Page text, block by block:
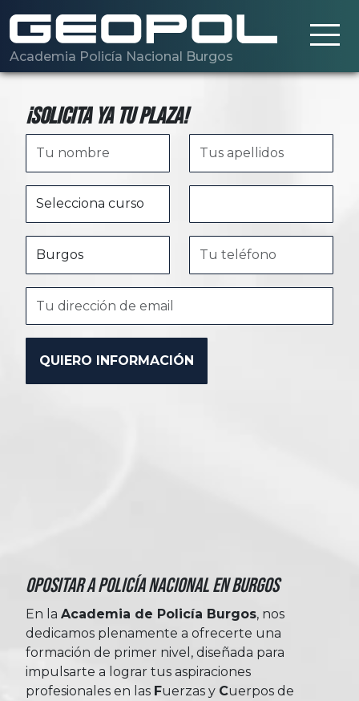
Academia Policía Nacional Burgos
¡Solicita ya tu plaza!
Opositar a Policía Nacional en Burgos
En la Academia de Policía Burgos, nos
dedicamos plenamente a ofrecerte una
formación de primer nivel, diseñada para
impulsarte a lograr tus aspiraciones
profesionales en las
Fuerzas y Cuerpos de